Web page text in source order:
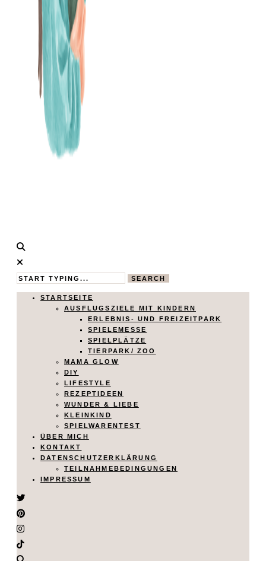
Calistas
Traum
MAMABLOG
SEARCH
STARTSEITE
AUSFLUGSZIELE MIT KINDERN
ERLEBNIS- UND FREIZEITPARK
SPIELEMESSE
SPIELPLÄTZE
TIERPARK/ ZOO
MAMA GLOW
DIY
LIFESTYLE
REZEPTIDEEN
WUNDER & LIEBE
KLEINKIND
SPIELWARENTEST
ÜBER MICH
KONTAKT
DATENSCHUTZERKLÄRUNG
TEILNAHMEBEDINGUNGEN
IMPRESSUM